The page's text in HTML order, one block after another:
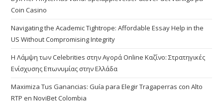
Coin Casino
Navigating the Academic Tightrope: Affordable Essay Help in the
US Without Compromising Integrity
Η Λάμψη των Celebrities στην Αγορά Online Καζίνο: Στρατηγικές
Ενίσχυσης Επωνυμίας στην Ελλάδα
Maximiza Tus Ganancias: Guía para Elegir Tragaperras con Alto
RTP en NoviBet Colombia